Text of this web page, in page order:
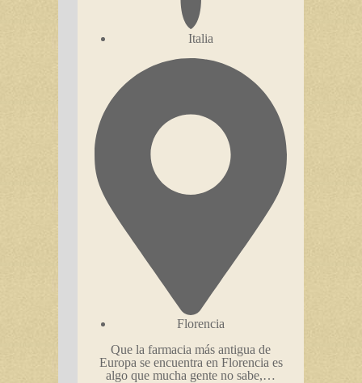
Italia
Florencia
Que la farmacia más antigua de
Europa se encuentra en Florencia es
algo que mucha gente no sabe,…